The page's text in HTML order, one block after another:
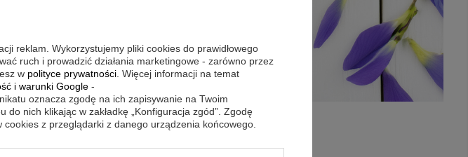
reklam. Wykorzystujemy pliki cookies do prawidłowego
ruch i prowadzić działania marketingowe - zarówno przez
w polityce prywatności . Więcej informacji na temat
i warunki Google -
oznacza zgodę na ich zapisywanie na Twoim
nich klikając w zakładkę „Konfiguracja zgód”. Zgodę
z przeglądarki z danego urządzenia końcowego.